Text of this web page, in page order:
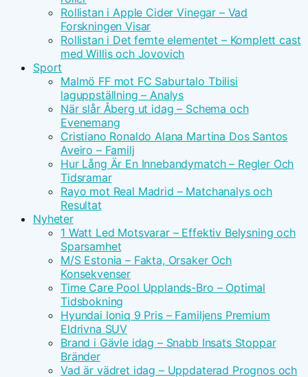
Rollistan i Apple Cider Vinegar – Vad
Forskningen Visar
Rollistan i Det femte elementet – Komplett cast
med Willis och Jovovich
Sport
Malmö FF mot FC Saburtalo Tbilisi
laguppställning – Analys
När slår Åberg ut idag – Schema och
Evenemang
Cristiano Ronaldo Alana Martina Dos Santos
Aveiro – Familj
Hur Lång Är En Innebandymatch – Regler Och
Tidsramar
Rayo mot Real Madrid – Matchanalys och
Resultat
Nyheter
1 Watt Led Motsvarar – Effektiv Belysning och
Sparsamhet
M/S Estonia – Fakta, Orsaker Och
Konsekvenser
Time Care Pool Upplands-Bro – Optimal
Tidsbokning
Hyundai Ioniq 9 Pris – Familjens Premium
Eldrivna SUV
Brand i Gävle idag – Snabb Insats Stoppar
Bränder
Vad är vädret idag – Uppdaterad Prognos och